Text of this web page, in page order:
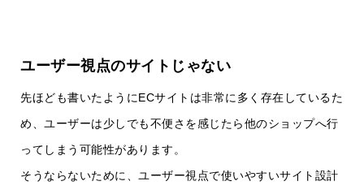
ユーザー視点のサイトじゃない
先ほども書いたようにECサイトは非常に多く存在しているた
め、ユーザーは少しでも不便さを感じたら他のショップへ行
ってしまう可能性があります。
そうならないために、ユーザー視点で使いやすいサイト設計